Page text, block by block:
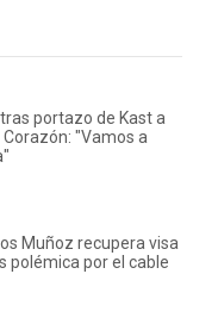
portazo de Kast a
"Vamos a
Muñoz recupera visa
polémica por el cable